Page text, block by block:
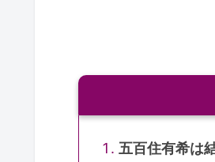
五百住有希は